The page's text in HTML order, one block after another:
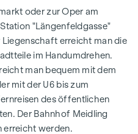
oder zur Oper am
"Längenfeldgasse"
erreicht man die
im Handumdrehen.
man bequem mit dem
mit der U6 bis zum
des öffentlichen
Der Bahnhof Meidling
erreicht werden.